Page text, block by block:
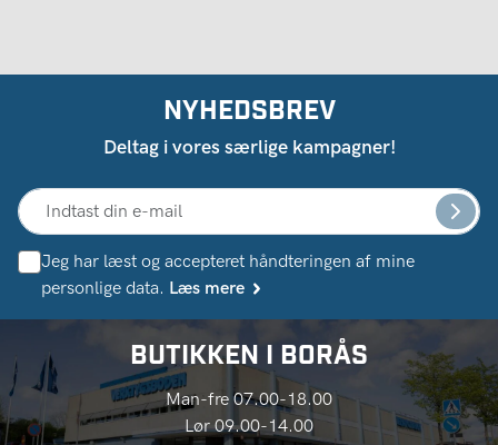
NYHEDSBREV
Deltag i vores særlige kampagner!
Jeg har læst og accepteret håndteringen af ​​mine
personlige data. Læs mere
BUTIKKEN I BORÅS
Man-fre 07.00-18.00
Lør 09.00-14.00